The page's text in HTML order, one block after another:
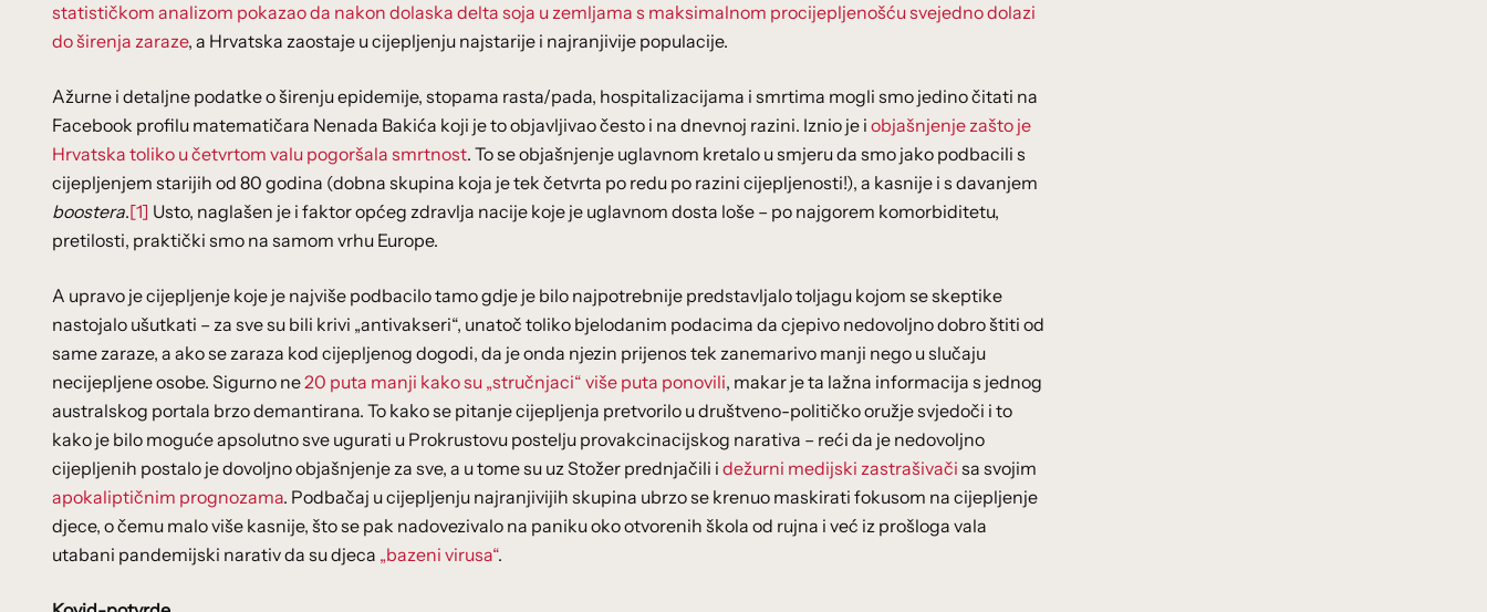
statističkom analizom pokazao da nakon dolaska delta soja u zemljama s maksimalnom procijepljenošću svejedno dolazi
do širenja zaraze, a Hrvatska zaostaje u cijepljenju najstarije i najranjivije populacije.
Ažurne i detaljne podatke o širenju epidemije, stopama rasta/pada, hospitalizacijama i smrtima mogli smo jedino čitati na
Facebook profilu matematičara Nenada Bakića koji je to objavljivao često i na dnevnoj razini. Iznio je i objašnjenje zašto je
Hrvatska toliko u četvrtom valu pogoršala smrtnost. To se objašnjenje uglavnom kretalo u smjeru da smo jako podbacili s
cijepljenjem starijih od 80 godina (dobna skupina koja je tek četvrta po redu po razini cijepljenosti!), a kasnije i s davanjem
boostera.[1] Usto, naglašen je i faktor općeg zdravlja nacije koje je uglavnom dosta loše – po najgorem komorbiditetu,
pretilosti, praktički smo na samom vrhu Europe.
A upravo je cijepljenje koje je najviše podbacilo tamo gdje je bilo najpotrebnije predstavljalo toljagu kojom se skeptike
nastojalo ušutkati – za sve su bili krivi „antivakseri“, unatoč toliko bjelodanim podacima da cjepivo nedovoljno dobro štiti od
same zaraze, a ako se zaraza kod cijepljenog dogodi, da je onda njezin prijenos tek zanemarivo manji nego u slučaju
necijepljene osobe. Sigurno ne20 puta manji kako su „stručnjaci“ više puta ponovili, makar je ta lažna informacija s jednog
australskog portala brzo demantirana. To kako se pitanje cijepljenja pretvorilo u društveno-političko oružje svjedoči i to
kako je bilo moguće apsolutno sve ugurati u Prokrustovu postelju provakcinacijskog narativa – reći da je nedovoljno
cijepljenih postalo je dovoljno objašnjenje za sve, a u tome su uz Stožer prednjačili i dežurni medijski zastrašivači sa svojim
apokaliptičnim prognozama. Podbačaj u cijepljenju najranjivijih skupina ubrzo se krenuo maskirati fokusom na cijepljenje
djece, o čemu malo više kasnije, što se pak nadovezivalo na paniku oko otvorenih škola od rujna i već iz prošloga vala
utabani pandemijski narativ da su djeca „bazeni virusa“.